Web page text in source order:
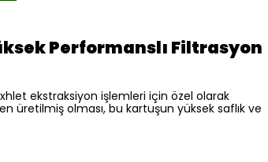
Performanslı Filtrasyon
ekstraksiyon işlemleri için özel olarak
üretilmiş olması, bu kartuşun yüksek saflık ve